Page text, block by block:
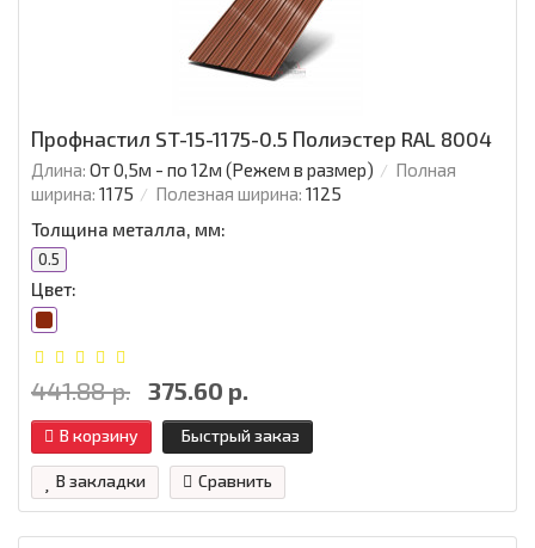
Профнастил ST-15-1175-0.5 Полиэстер RAL 8004
Длина: От 0,5м - по 12м (Режем в размер)
Полная
ширина: 1175 Полезная ширина: 1125
Толщина металла, мм:
0.5
Цвет:
441.88 р. 375.60 р.
В корзину Быстрый заказ
В закладки Сравнить